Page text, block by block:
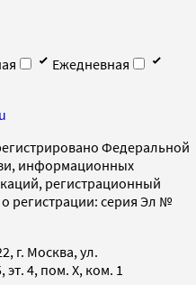
Ежедневная
Федеральной
информационных
регистрационный
регистрации: серия Эл №
г. Москва, ул.
эт. 4, пом. X, ком. 1